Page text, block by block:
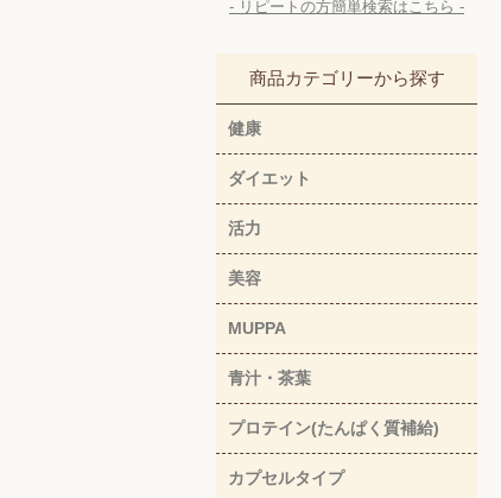
- リピートの方簡単検索はこちら -
商品カテゴリーから探す
健康
ダイエット
活力
美容
MUPPA
青汁・茶葉
プロテイン(たんぱく質補給)
カプセルタイプ